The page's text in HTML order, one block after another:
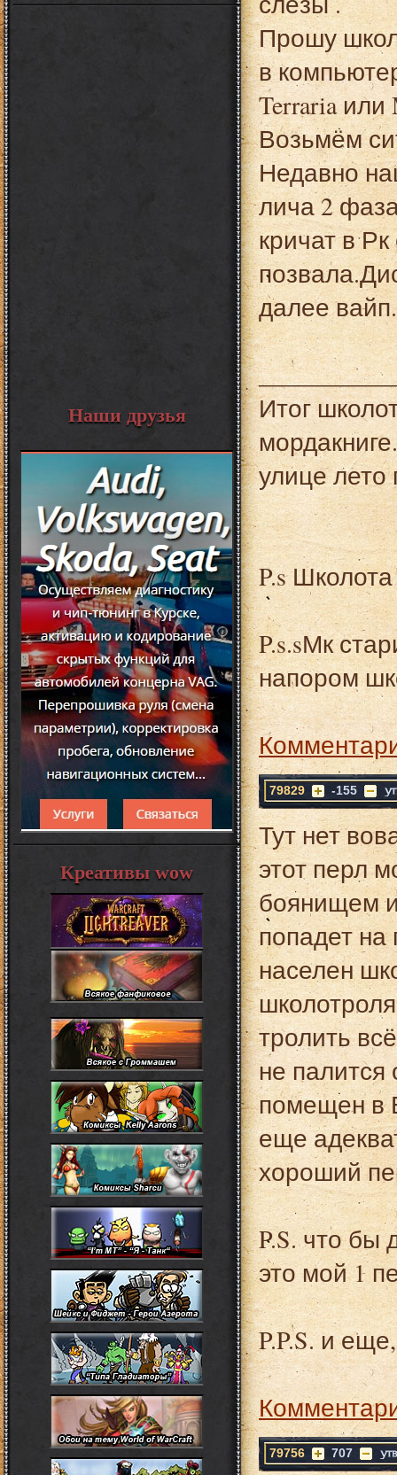
Прошу
в
Terraria или
Возьмём
Недавно
лича 2
кричат в
далее вайп.
Итог
улице лето
P.s
P.s.sМк
напором
79829 -155
Тут нет
этот перл
боянищем
попадет на
населен
тролить
не палится
помещен в
еще
хороший
P.S. что бы
это мой 1
P.P.S. и
79756 707
Наши друзья
Креативы wow